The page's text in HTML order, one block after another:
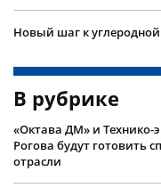
Новый шаг к
В рубрике
«Октава ДМ» и Технико-
Рогова будут готовить
отрасли